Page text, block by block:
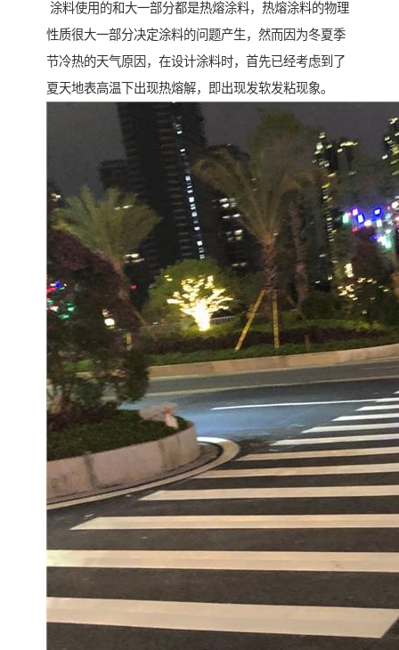
涂料使用的和大一部分都是热熔涂料，热熔涂料的物理
性质很大一部分决定涂料的问题产生，然而因为冬夏季
节冷热的天气原因，在设计涂料时，首先已经考虑到了
夏天地表高温下出现热熔解，即出现发软发粘现象。